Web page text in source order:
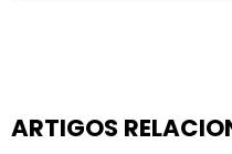
ARTIGOS